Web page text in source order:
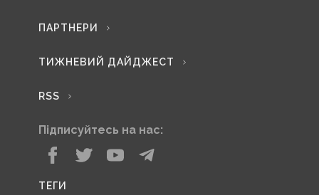
ПАРТНЕРИ
ТИЖНЕВИЙ ДАЙДЖЕСТ
RSS
Підписуйтесь на нас:
ТЕГИ